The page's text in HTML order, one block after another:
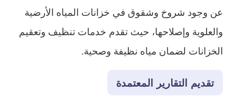
عن وجود شروخ وشقوق في خزانات المياه الأرضية
والعلوية وإصلاحها، حيث تقدم خدمات تنظيف وتعقيم
الخزانات لضمان مياه نظيفة وصحية.
تقديم التقارير المعتمدة